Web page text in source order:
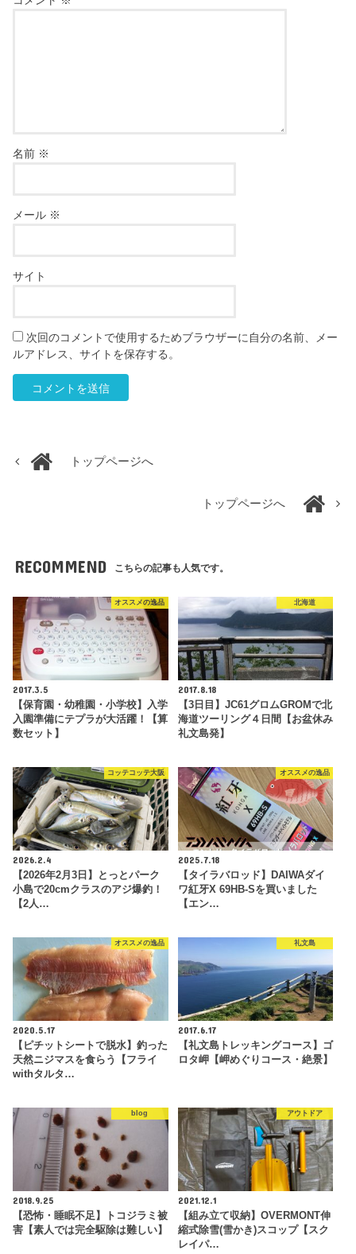
名前 ※
メール ※
サイト
次回のコメントで使用するためブラウザーに自分の名前、メー
ルアドレス、サイトを保存する。
トップページへ
トップページへ
RECOMMEND こちらの記事も人気です。
オススメの逸品
2017.3.5
【保育園・幼稚園・小学校】入学
入園準備にテプラが大活躍！【算
数セット】
北海道
2017.8.18
【3日目】JC61グロムGROMで北
海道ツーリング４日間【お盆休み
礼文島発】
コッテコッテ大阪
2026.2.4
【2026年2月3日】とっとパーク
小島で20cmクラスのアジ爆釣！
【2人…
オススメの逸品
2025.7.18
【タイラバロッド】DAIWAダイ
ワ紅牙X 69HB-Sを買いました
【エン…
オススメの逸品
2020.5.17
【ピチットシートで脱水】釣った
天然ニジマスを食らう【フライ
withタルタ…
礼文島
2017.6.17
【礼文島トレッキングコース】ゴ
ロタ岬【岬めぐりコース・絶景】
blog
2018.9.25
【恐怖・睡眠不足】トコジラミ被
害【素人では完全駆除は難しい】
アウトドア
2021.12.1
【組み立て収納】OVERMONT伸
縮式除雪(雪かき)スコップ【スク
レイパ…